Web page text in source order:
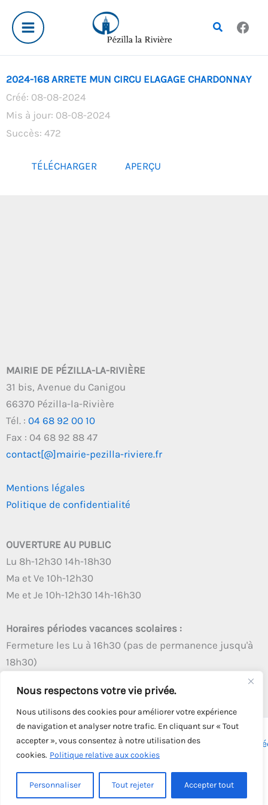
Nous respectons votre vie privée.
Nous utilisons des cookies pour améliorer votre expérience
de navigation et analyser notre trafic. En cliquant sur « Tout
accepter », vous consentez à notre utilisation des
cookies. Politique relative aux cookies
Personnaliser Tout rejeter Accepter tout
contenu
Rechercher
2024-168 ARRETE MUN CIRCU ELAGAGE CHARDONNAY
Créé: 08-08-2024
Mis à jour: 08-08-2024
Succès: 472
TÉLÉCHARGER APERÇU
MAIRIE DE PÉZILLA-LA-RIVIÈRE
31 bis, Avenue du Canigou
66370 Pézilla-la-Rivière
Tél. : 04 68 92 00 10
Fax : 04 68 92 88 47
contact[@]mairie-pezilla-riviere.fr
Mentions légales
Politique de confidentialité
OUVERTURE AU PUBLIC
Lu 8h-12h30 14h-18h30
Ma et Ve 10h-12h30
Me et Je 10h-12h30 14h-16h30
Horaires périodes vacances scolaires :
Fermeture les Lu à 16h30 (pas de permanence jusqu'à
18h30)
Copyright © 2026 - Tous droits réservés - | Webmaster
Solution